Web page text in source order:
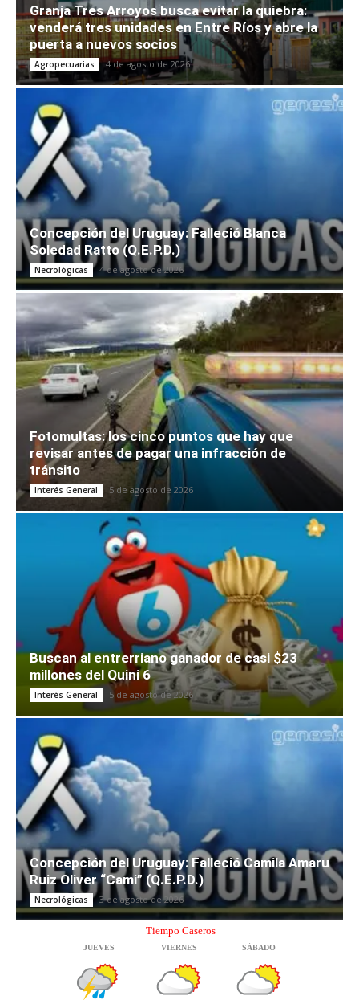
Granja Tres Arroyos busca evitar la quiebra:
venderá tres unidades en Entre Ríos y abre la
puerta a nuevos socios
Agropecuarias 4 de agosto de 2026
Concepción del Uruguay: Falleció Blanca
Soledad Ratto (Q.E.P.D.)
Necrológicas 4 de agosto de 2026
Fotomultas: los cinco puntos que hay que
revisar antes de pagar una infracción de
tránsito
Interés General 5 de agosto de 2026
Buscan al entrerriano ganador de casi $23
millones del Quini 6
Interés General 5 de agosto de 2026
Concepción del Uruguay: Falleció Camila Amaru
Ruiz Oliver “Cami” (Q.E.P.D.)
Necrológicas 3 de agosto de 2026